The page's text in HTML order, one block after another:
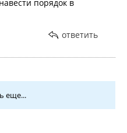
порядок в
ответить
еще...